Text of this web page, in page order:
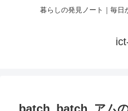
暮らしの発見ノート｜毎日